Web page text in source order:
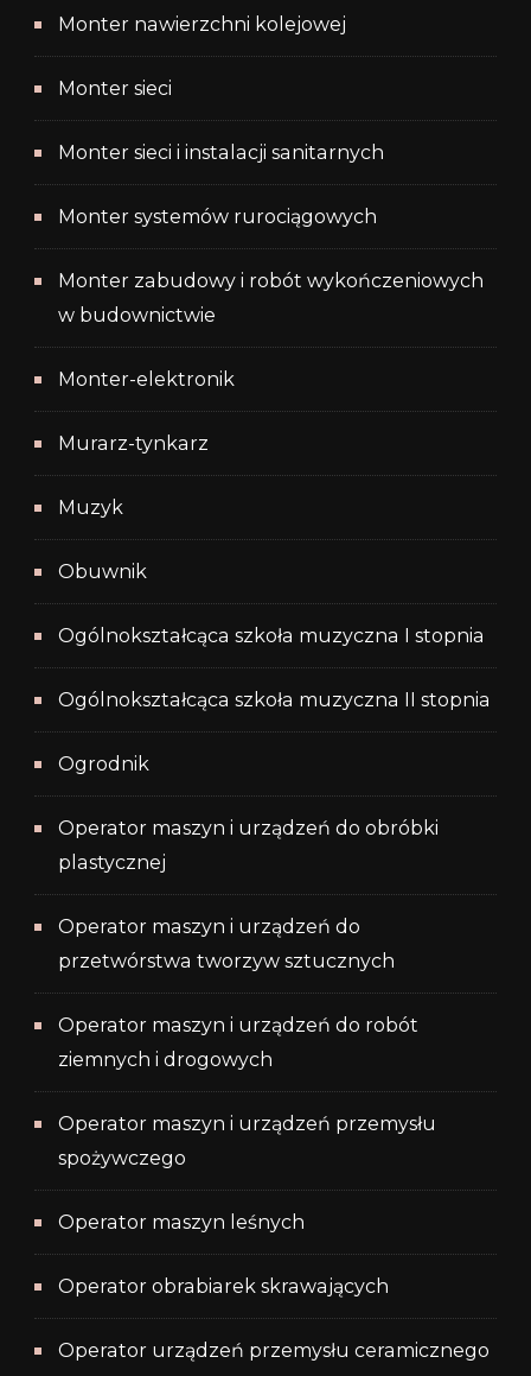
Monter nawierzchni kolejowej
Monter sieci
Monter sieci i instalacji sanitarnych
Monter systemów rurociągowych
Monter zabudowy i robót wykończeniowych
w budownictwie
Monter-elektronik
Murarz-tynkarz
Muzyk
Obuwnik
Ogólnokształcąca szkoła muzyczna I stopnia
Ogólnokształcąca szkoła muzyczna II stopnia
Ogrodnik
Operator maszyn i urządzeń do obróbki
plastycznej
Operator maszyn i urządzeń do
przetwórstwa tworzyw sztucznych
Operator maszyn i urządzeń do robót
ziemnych i drogowych
Operator maszyn i urządzeń przemysłu
spożywczego
Operator maszyn leśnych
Operator obrabiarek skrawających
Operator urządzeń przemysłu ceramicznego